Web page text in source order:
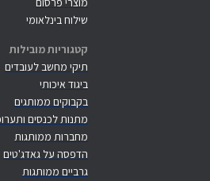
שילוח בינלאומי
קטגוריות מובילות
תיקי מחשב לעובדים
ביגוד איכותי
בקבוקים ממותגים
מתנות לכנסים
מחברות ממותגות
הדפסה על גאדג'טים
גרביים ממותגות